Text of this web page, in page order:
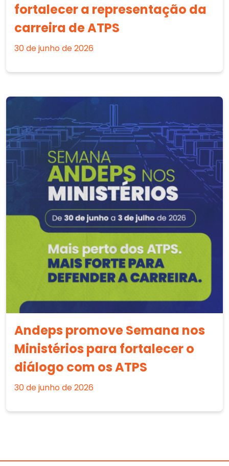
fortalecer a representação da
carreira de ATPS
30 de junho de 2026
Andeps promove Semana nos
Ministérios para fortalecer o
diálogo com os ATPS
30 de junho de 2026